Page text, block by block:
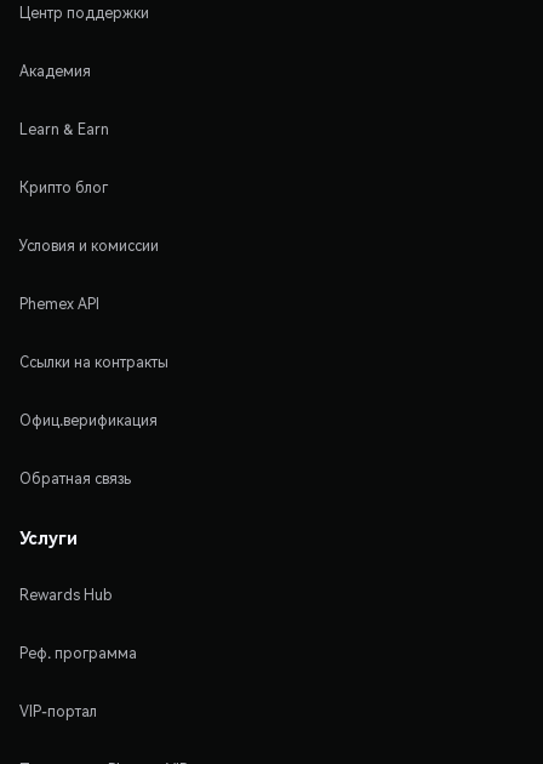
Центр поддержки
Академия
Learn & Earn
Крипто блог
Условия и комиссии
Phemex API
Ссылки на контракты
Офиц.верификация
Обратная связь
Услуги
Rewards Hub
Реф. программа
VIP-портал